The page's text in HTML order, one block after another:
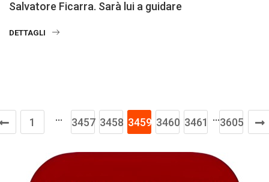
Salvatore Ficarra. Sarà lui a guidare
DETTAGLI
1 … 3457 3458 3459 3460 3461 …3605